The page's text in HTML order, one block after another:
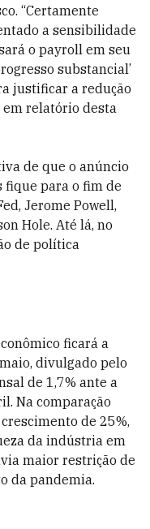
“Certamente
a sensibilidade
o payroll em seu
substancial’
justificar a redução
em relatório desta
de que o anúncio
fique para o fim de
Jerome Powell,
Hole. Até lá, no
de política
ficará a
divulgado pelo
de 1,7% ante a
Na comparação
de 25%,
da indústria em
maior restrição de
da pandemia.